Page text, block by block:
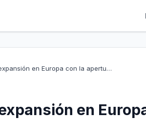
en Europa con la apertu…
en